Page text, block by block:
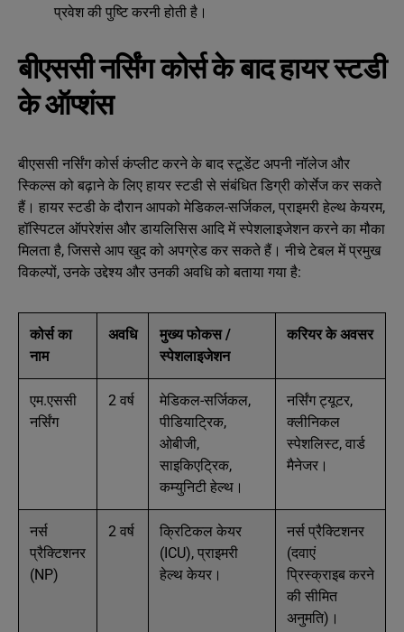
प्रवेश की पुष्टि करनी होती है।
बीएससी नर्सिंग कोर्स के बाद हायर स्टडी
के ऑप्शंस
बीएससी नर्सिंग कोर्स कंप्लीट करने के बाद स्टूडेंट अपनी नॉलेज और
स्किल्स को बढ़ाने के लिए हायर स्टडी से संबंधित डिग्री कोर्सेज कर सकते
हैं। हायर स्टडी के दौरान आपको मेडिकल-सर्जिकल, प्राइमरी हेल्थ केयरम,
हॉस्पिटल ऑपरेशंस और डायलिसिस आदि में स्पेशलाइजेशन करने का मौका
मिलता है, जिससे आप खुद को अपग्रेड कर सकते हैं। नीचे टेबल में प्रमुख
विकल्पों, उनके उद्देश्य और उनकी अवधि को बताया गया है:
कोर्स का
नाम
अवधि
मुख्य फोकस /
स्पेशलाइजेशन
करियर के अवसर
एम.एससी
नर्सिंग
2 वर्ष
मेडिकल-सर्जिकल,
पीडियाट्रिक,
ओबीजी,
साइकिएट्रिक,
कम्युनिटी हेल्थ।
नर्सिंग ट्यूटर,
क्लीनिकल
स्पेशलिस्ट, वार्ड
मैनेजर।
नर्स
प्रैक्टिशनर
(NP)
2 वर्ष
क्रिटिकल केयर
(ICU), प्राइमरी
हेल्थ केयर।
नर्स प्रैक्टिशनर
(दवाएं
प्रिस्क्राइब करने
की सीमित
अनुमति)।